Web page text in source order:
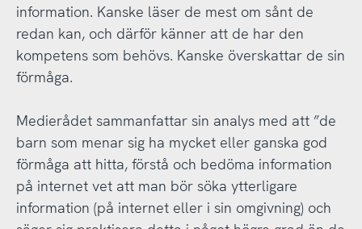
information. Kanske läser de mest om sånt de
redan kan, och därför känner att de har den
kompetens som behövs. Kanske överskattar de sin
förmåga.
Medierådet sammanfattar sin analys med att ”de
barn som menar sig ha mycket eller ganska god
förmåga att hitta, förstå och bedöma information
på internet vet att man bör söka ytterligare
information (på internet eller i sin omgivning) och